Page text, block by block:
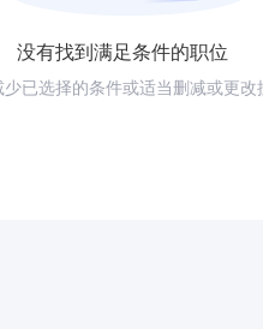
没有找到满足条件的职位
已选择的条件或适当删减或更改